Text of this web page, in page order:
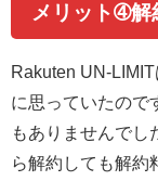
メリット➃解
Rakuten UN-
に思っていたので
もありませんでし
ら解約しても解約